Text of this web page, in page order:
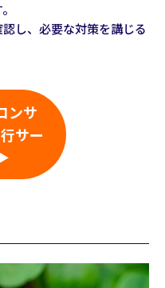
し、必要な対策を講じる
ンサ
サー